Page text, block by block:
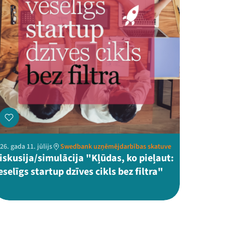
gada 11. jūlijs Swedbank uzņēmējdarbības skatuve
simulācija "Kļūdas, ko pieļaut:
startup dzīves cikls bez filtra"